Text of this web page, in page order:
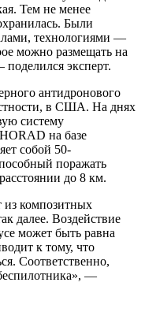
Тем не менее
Были
технологиями —
можно размещать на
эксперт.
антидронового
в США. На днях
систему
на базе
собой 50-
поражать
до 8 км.
из композитных
далее. Воздействие
может быть равна
к тому, что
Соответственно,
—